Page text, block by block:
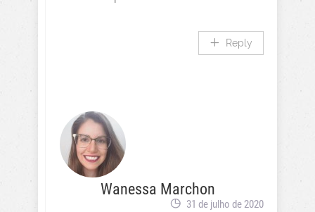
Reply
Wanessa Marchon
31 de julho de 2020